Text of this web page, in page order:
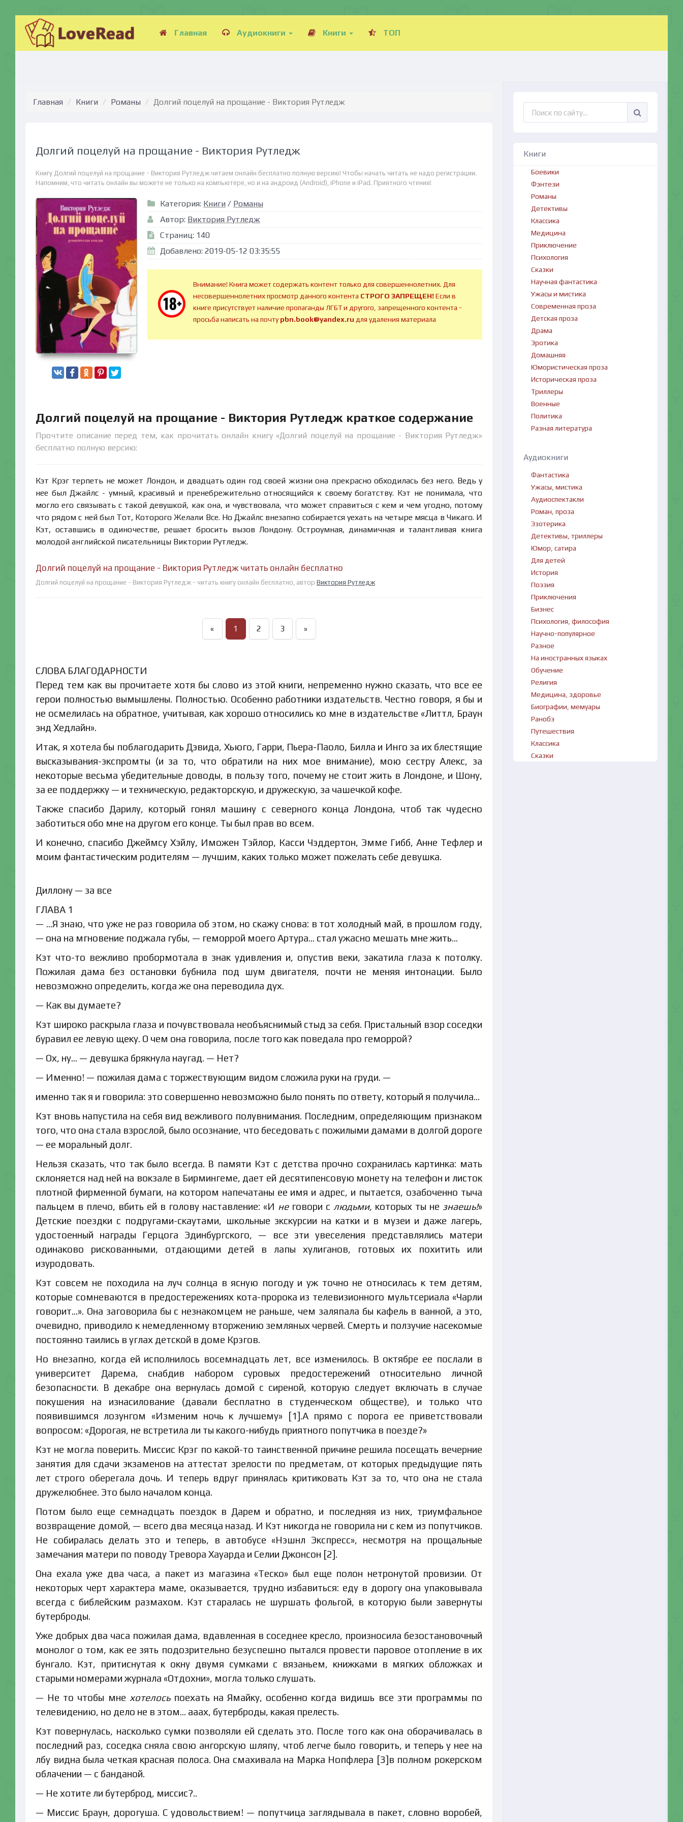
Главная Аудиокниги Книги ТОП
Главная Книги Романы Долгий поцелуй на прощание - Виктория Рутледж
Долгий поцелуй на прощание - Виктория Рутледж
Книгу Долгий поцелуй на прощание - Виктория Рутледж читаем онлайн бесплатно полную версию! Чтобы начать читать не надо регистрации.
Напомним, что читать онлайн вы можете не только на компьютере, но и на андроид (Android), iPhone и iPad. Приятного чтения!
Категория: Книги / Романы
Автор: Виктория Рутледж
Страниц: 140
Добавлено: 2019-05-12 03:35:55
Внимание! Книга может содержать контент только для совершеннолетних. Для
несовершеннолетних просмотр данного контента СТРОГО ЗАПРЕЩЕН!Если в
книге присутствует наличие пропаганды ЛГБТ и другого, запрещенного контента -
просьба написать на почтуpbn.book@yandex.ru для удаления материала
Долгий поцелуй на прощание - Виктория Рутледж краткое содержание
Прочтите описание перед тем, как прочитать онлайн книгу «Долгий поцелуй на прощание - Виктория Рутледж»
бесплатно полную версию:
Кэт Крэг терпеть не может Лондон, и двадцать один год своей жизни она прекрасно обходилась без него. Ведь у
нее был Джайлс - умный, красивый и пренебрежительно относящийся к своему богатству. Кэт не понимала, что
могло его связывать с такой девушкой, как она, и чувствовала, что может справиться с кем и чем угодно, потому
что рядом с ней был Тот, Которого Желали Все. Но Джайлс внезапно собирается уехать на четыре мясца в Чикаго. И
Кэт, оставшись в одиночестве, решает бросить вызов Лондону. Остроумная, динамичная и талантливая книга
молодой английской писательницы Виктории Рутледж.
Долгий поцелуй на прощание - Виктория Рутледж читать онлайн бесплатно
Долгий поцелуй на прощание - Виктория Рутледж - читать книгу онлайн бесплатно, автор Виктория Рутледж
« 1 2 3 »
СЛОВА БЛАГОДАРНОСТИ
Перед тем как вы прочитаете хотя бы слово из этой книги, непременно нужно сказать, что все ее
герои полностью вымышлены. Полностью. Особенно работники издательств. Честно говоря, я бы и
не осмелилась на обратное, учитывая, как хорошо относились ко мне в издательстве «Литтл, Браун
энд Хедлайн».
Итак, я хотела бы поблагодарить Дэвида, Хьюго, Гарри, Пьера-Паоло, Билла и Инго за их блестящие
высказывания-экспромты (и за то, что обратили на них мое внимание), мою сестру Алекс, за
некоторые весьма убедительные доводы, в пользу того, почему не стоит жить в Лондоне, и Шону,
за ее поддержку — и техническую, редакторскую, и дружескую, за чашечкой кофе.
Также спасибо Дарилу, который гонял машину с северного конца Лондона, чтоб так чудесно
заботиться обо мне на другом его конце. Ты был прав во всем.
И конечно, спасибо Джеймсу Хэйлу, Иможен Тэйлор, Касси Чэддертон, Эмме Гибб, Анне Тефлер и
моим фантастическим родителям — лучшим, каких только может пожелать себе девушка.
Диллону — за все
ГЛАВА 1
— …Я знаю, что уже не раз говорила об этом, но скажу снова: в тот холодный май, в прошлом году,
— она на мгновение поджала губы, — геморрой моего Артура… стал ужасно мешать мне жить…
Кэт что-то вежливо пробормотала в знак удивления и, опустив веки, закатила глаза к потолку.
Пожилая дама без остановки бубнила под шум двигателя, почти не меняя интонации. Было
невозможно определить, когда же она переводила дух.
— Как вы думаете?
Кэт широко раскрыла глаза и почувствовала необъяснимый стыд за себя. Пристальный взор соседки
буравил ее левую щеку. О чем она говорила, после того как поведала про геморрой?
— Ох, ну… — девушка брякнула наугад. — Нет?
— Именно! — пожилая дама с торжествующим видом сложила руки на груди. —
именно так я и говорила: это совершенно невозможно было понять по ответу, который я получила…
Кэт вновь напустила на себя вид вежливого полувнимания. Последним, определяющим признаком
того, что она стала взрослой, было осознание, что беседовать с пожилыми дамами в долгой дороге
— ее моральный долг.
Нельзя сказать, что так было всегда. В памяти Кэт с детства прочно сохранилась картинка: мать
склоняется над ней на вокзале в Бирмингеме, дает ей десятипенсовую монету на телефон и листок
плотной фирменной бумаги, на котором напечатаны ее имя и адрес, и пытается, озабоченно тыча
пальцем в плечо, вбить ей в голову наставление: «И неговори с людьми, которых ты не знаешь!»
Детские поездки с подругами-скаутами, школьные экскурсии на катки и в музеи и даже лагерь,
удостоенный награды Герцога Эдинбургского, — все эти увеселения представлялись матери
одинаково рискованными, отдающими детей в лапы хулиганов, готовых их похитить или
изуродовать.
Кэт совсем не походила на луч солнца в ясную погоду и уж точно не относилась к тем детям,
которые сомневаются в предостережениях кота-пророка из телевизионного мультсериала «Чарли
говорит…». Она заговорила бы с незнакомцем не раньше, чем заляпала бы кафель в ванной, а это,
очевидно, приводило к немедленному вторжению земляных червей. Смерть и ползучие насекомые
постоянно таились в углах детской в доме Крэгов.
Но внезапно, когда ей исполнилось восемнадцать лет, все изменилось. В октябре ее послали в
университет Дарема, снабдив набором суровых предостережений относительно личной
безопасности. В декабре она вернулась домой с сиреной, которую следует включать в случае
покушения на изнасилование (давали бесплатно в студенческом обществе), и только что
появившимся лозунгом «Изменим ночь к лучшему» [1].А прямо с порога ее приветствовали
вопросом: «Дорогая, не встретила ли ты какого-нибудь приятного попутчика в поезде?»
Кэт не могла поверить. Миссис Крэг по какой-то таинственной причине решила посещать вечерние
занятия для сдачи экзаменов на аттестат зрелости по предметам, от которых предыдущие пять
лет строго оберегала дочь. И теперь вдруг принялась критиковать Кэт за то, что она не стала
дружелюбнее. Это было началом конца.
Потом было еще семнадцать поездок в Дарем и обратно, и последняя из них, триумфальное
возвращение домой, — всего два месяца назад. И Кэт никогда не говорила ни с кем из попутчиков.
Не собиралась делать это и теперь, в автобусе «Нэшнл Экспресс», несмотря на прощальные
замечания матери по поводу Тревора Хауарда и Селии Джонсон [2].
Она ехала уже два часа, а пакет из магазина «Теско» был еще полон нетронутой провизии. От
некоторых черт характера маме, оказывается, трудно избавиться: еду в дорогу она упаковывала
всегда с библейским размахом. Кэт старалась не шуршать фольгой, в которую были завернуты
бутерброды.
Уже добрых два часа пожилая дама, вдавленная в соседнее кресло, произносила безостановочный
монолог о том, как ее зять подозрительно безуспешно пытался провести паровое отопление в их
бунгало. Кэт, притиснутая к окну двумя сумками с вязаньем, книжками в мягких обложках и
старыми номерами журнала «Отдохни», могла только слушать.
— Не то чтобы мне хотелосьпоехать на Ямайку, особенно когда видишь все эти программы по
телевидению, но дело не в этом… ааах, бутерброды, какая прелесть.
Кэт повернулась, насколько сумки позволяли ей сделать это. После того как она оборачивалась в
последний раз, соседка сняла свою ангорскую шляпу, чтоб легче было говорить, и теперь у нее на
лбу видна была четкая красная полоса. Она смахивала на Марка Нопфлера [3]в полном рокерском
облачении — с банданой.
— Не хотите ли бутерброд, миссис?..
— Миссис Браун, дорогуша. С удовольствием! — попутчица заглядывала в пакет, словно воробей,
Книги
Боевики
Фэнтези
Романы
Детективы
Классика
Медицина
Приключение
Психология
Сказки
Научная фантастика
Ужасы и мистика
Современная проза
Детская проза
Драма
Эротика
Домашняя
Юмористическая проза
Историческая проза
Триллеры
Военные
Политика
Разная литература
Аудиокниги
Фантастика
Ужасы, мистика
Аудиоспектакли
Роман, проза
Эзотерика
Детективы, триллеры
Юмор, сатира
Для детей
История
Поэзия
Приключения
Бизнес
Психология, философия
Научно-популярное
Разное
На иностранных языках
Обучение
Религия
Медицина, здоровье
Биографии, мемуары
Ранобэ
Путешествия
Классика
Сказки